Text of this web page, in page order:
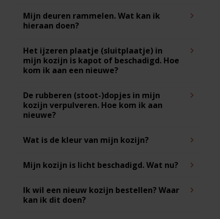
Mijn deuren rammelen. Wat kan ik
hieraan doen?
Het ijzeren plaatje (sluitplaatje) in
mijn kozijn is kapot of beschadigd. Hoe
kom ik aan een nieuwe?
De rubberen (stoot-)dopjes in mijn
kozijn verpulveren. Hoe kom ik aan
nieuwe?
Wat is de kleur van mijn kozijn?
Mijn kozijn is licht beschadigd. Wat nu?
Ik wil een nieuw kozijn bestellen? Waar
kan ik dit doen?